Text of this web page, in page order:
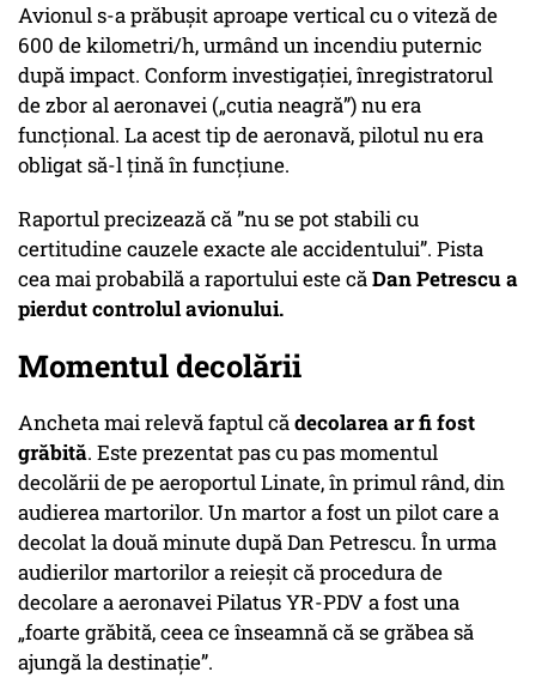
Avionul s-a prăbușit aproape vertical cu o viteză de
600 de kilometri/h, urmând un incendiu puternic
după impact. Conform investigației, înregistratorul
de zbor al aeronavei („cutia neagră”) nu era
funcțional. La acest tip de aeronavă, pilotul nu era
obligat să-l țină în funcțiune.
Raportul precizează că ”nu se pot stabili cu
certitudine cauzele exacte ale accidentului”. Pista
cea mai probabilă a raportului este căDan Petrescu a
pierdut controlul avionului.
Momentul decolării
Ancheta mai relevă faptul cădecolarea ar fi fost
grăbită. Este prezentat pas cu pas momentul
decolării de pe aeroportul Linate, în primul rând, din
audierea martorilor. Un martor a fost un pilot care a
decolat la două minute după Dan Petrescu. În urma
audierilor martorilor a reieșit că procedura de
decolare a aeronavei Pilatus YR-PDV a fost una
„foarte grăbită, ceea ce înseamnă că se grăbea să
ajungă la destinație”.